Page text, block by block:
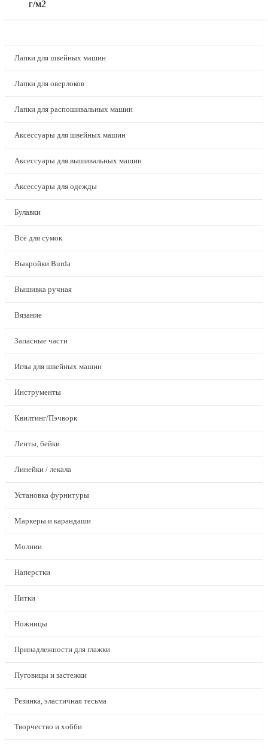
г/м2
Лапки для швейных машин
Лапки для оверлоков
Лапки для распошивальных машин
Аксессуары для швейных машин
Аксессуары для вышивальных машин
Аксессуары для одежды
Булавки
Всё для сумок
Выкройки Burda
Вышивка ручная
Вязание
Запасные части
Иглы для швейных машин
Инструменты
Квилтинг/Пэчворк
Ленты, бейки
Линейки / лекала
Установка фурнитуры
Маркеры и карандаши
Молнии
Наперстки
Нитки
Ножницы
Принадлежности для глажки
Пуговицы и застежки
Резинка, эластичная тесьма
Творчество и хобби